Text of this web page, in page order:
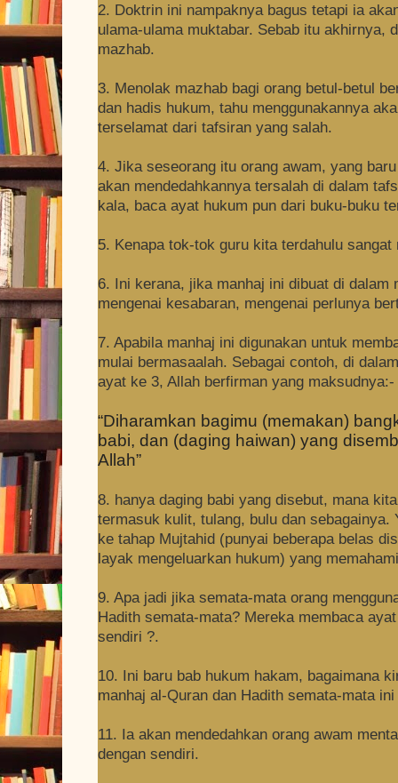
2. Doktrin ini nampaknya bagus tetapi ia
ulama-ulama muktabar. Sebab itu akhirnya,
mazhab.
3. Menolak mazhab bagi orang betul-betul
dan hadis hukum, tahu menggunakannya
terselamat dari tafsiran yang salah.
4. Jika seseorang itu orang awam, yang
akan mendedahkannya tersalah di dalam
kala, baca ayat hukum pun dari buku-buku
5. Kenapa tok-tok guru kita terdahulu
6. Ini kerana, jika manhaj ini dibuat di dalam
mengenai kesabaran, mengenai perlunya
7. Apabila manhaj ini digunakan untuk
mulai bermasaalah. Sebagai contoh, di
ayat ke 3, Allah berfirman yang maksudnya:-
“Diharamkan bagimu (memakan)
babi, dan (daging haiwan) yang
Allah”
8. hanya daging babi yang disebut, mana
termasuk kulit, tulang, bulu dan sebagainya.
ke tahap Mujtahid (punyai beberapa belas
layak mengeluarkan hukum) yang
9. Apa jadi jika semata-mata orang
Hadith semata-mata? Mereka membaca
sendiri ?.
10. Ini baru bab hukum hakam, bagaimana
manhaj al-Quran dan Hadith semata-mata
11. Ia akan mendedahkan orang awam
dengan sendiri.